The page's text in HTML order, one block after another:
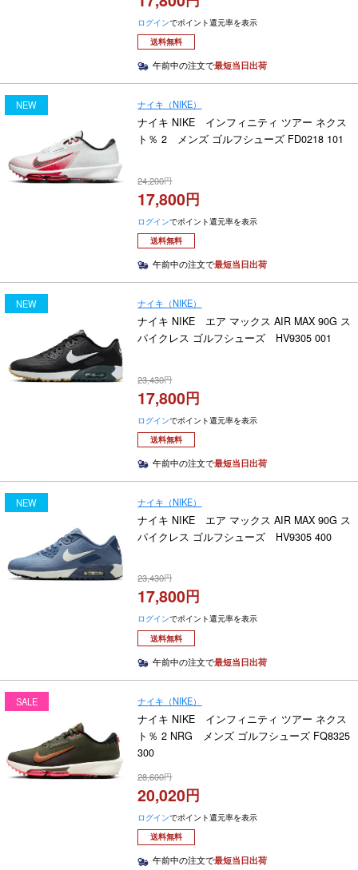
ログインでポイント還元率を表示
送料無料
午前中の注文で最短当日出荷
NEW ナイキ（NIKE）
ナイキ NIKE インフィニティ ツアー ネクス
ト％ 2 メンズ ゴルフシューズ FD0218 101
24,200
17,800
ログインでポイント還元率を表示
送料無料
午前中の注文で最短当日出荷
NEW ナイキ（NIKE）
ナイキ NIKE エア マックス AIR MAX 90G ス
パイクレス ゴルフシューズ HV9305 001
23,430
17,800
ログインでポイント還元率を表示
送料無料
午前中の注文で最短当日出荷
NEW ナイキ（NIKE）
ナイキ NIKE エア マックス AIR MAX 90G ス
パイクレス ゴルフシューズ HV9305 400
23,430
17,800
ログインでポイント還元率を表示
送料無料
午前中の注文で最短当日出荷
SALE ナイキ（NIKE）
ナイキ NIKE インフィニティ ツアー ネクス
ト％ 2 NRG メンズ ゴルフシューズ FQ8325
300
28,600
20,020
ログインでポイント還元率を表示
送料無料
午前中の注文で最短当日出荷